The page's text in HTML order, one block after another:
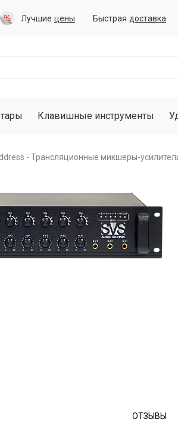
Лучшие цены Быстрая доставка
Клавишные инструменты
Трансляционные микшеры-
ОТЗЫВЫ